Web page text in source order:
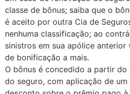
classe de bônus; saiba que o
é aceito por outra Cia de
nenhuma classificação; ao
sinistros em sua apólice anterior
de bonificação a mais.
O bônus é concedido a partir do
do seguro, com aplicação de